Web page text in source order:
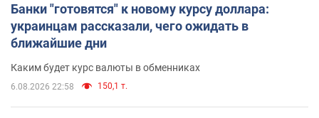
Банки "готовятся" к новому курсу доллара:
украинцам рассказали, чего ожидать в
ближайшие дни
Каким будет курс валюты в обменниках
6.08.2026 22:58 150,1 т.